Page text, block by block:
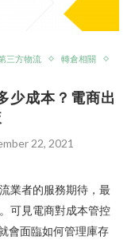
三方物流
轉倉相關
少成本？電商出
22, 2021
業者的服務期待，最
可見電商對成本管控
會面臨如何管理庫存